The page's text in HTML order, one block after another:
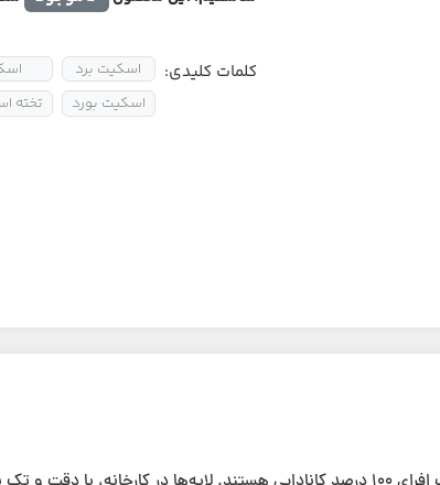
کلمات کلیدی:
اسکیت برد
اسکیت بورد
تخته